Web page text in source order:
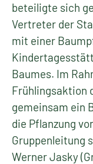
beteiligte sich
Vertreter der
mit einer
Baumes. Im
Frühlingsaktion
gemeinsam ein
die Pflanzung
Gruppenleitung
Werner Jasky